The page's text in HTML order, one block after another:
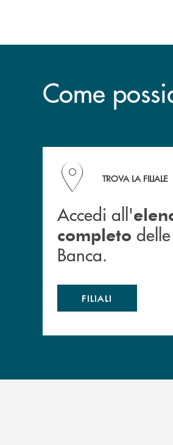
Come
Accedi all' elenco
TROVA LA FILIALE
Accedi all'
completo delle
Banca.
FILIALI